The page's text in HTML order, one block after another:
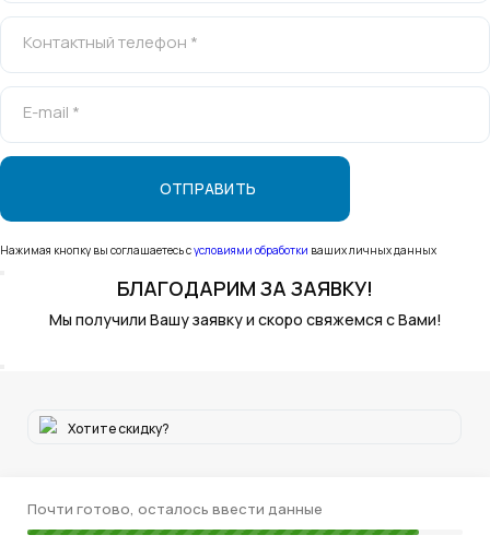
Контактный телефон *
E-mail *
Нажимая кнопку вы соглашаетесь сусловиями обработки ваших личных данных
БЛАГОДАРИМ ЗА ЗАЯВКУ!
Мы получили Вашу заявку и скоро свяжемся с Вами!
Хотите скидку?
Почти готово, осталось ввести данные